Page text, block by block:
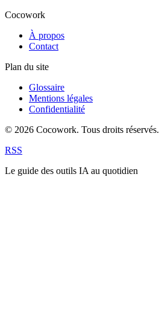
Cocowork
À propos
Contact
Plan du site
Glossaire
Mentions légales
Confidentialité
© 2026 Cocowork. Tous droits réservés.
RSS
Le guide des outils IA au quotidien